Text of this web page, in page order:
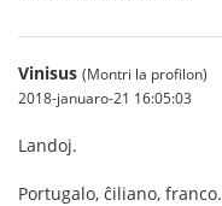
Vinisus (Montri la profilon)
2018-januaro-21 16:05:03
Landoj.
Portugalo, ĉiliano, franco.